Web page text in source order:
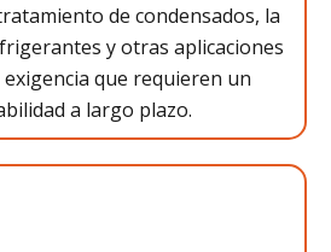
de condensados, la
y otras aplicaciones
que requieren un
a largo plazo.